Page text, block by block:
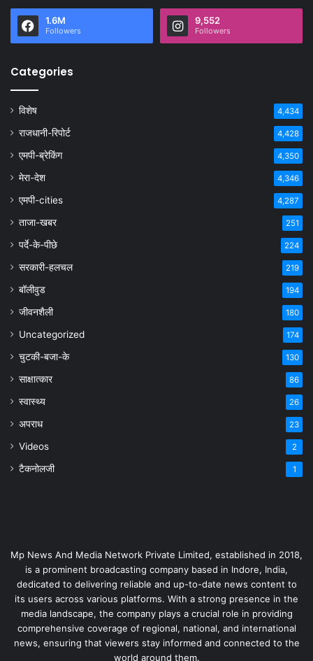
1.6M
Followers
9,552
Followers
Categories
विशेष 4,434
राजधानी-रिपोर्ट 4,428
एमपी-ब्रेकिंग 4,350
मेरा-देश 4,346
एमपी-cities 4,287
ताजा-खबर 251
पर्दे-के-पीछे 224
सरकारी-हलचल 219
बॉलीवुड 194
जीवनशैली 180
Uncategorized 174
चुटकी-बजा-के 130
साक्षात्कार 86
स्वास्थ्य 26
अपराध 23
Videos 2
टैकनोलजी 1
Mp News And Media Network Private Limited, established in 2018,
is a prominent broadcasting company based in Indore, India,
dedicated to delivering reliable and up-to-date news content to
its users across various platforms. With a strong presence in the
media landscape, the company plays a crucial role in providing
comprehensive coverage of regional, national, and international
news, ensuring that viewers stay informed and connected to the
world around them.